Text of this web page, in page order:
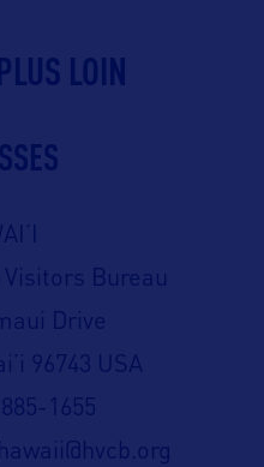
LOIN
Visitors Bureau
Drive
96743 USA
1655